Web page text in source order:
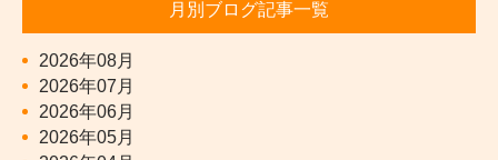
月別ブログ記事一覧
2026年08月
2026年07月
2026年06月
2026年05月